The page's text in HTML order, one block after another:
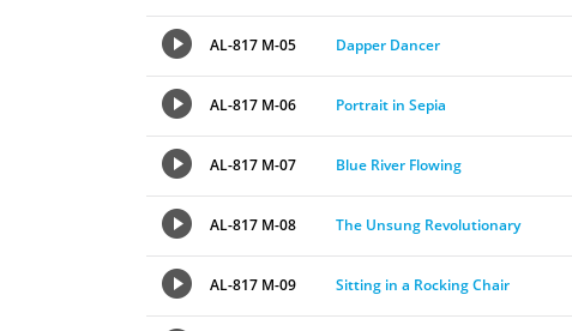
AL-817 M-05 Dapper Dancer
AL-817 M-06 Portrait in Sepia
AL-817 M-07 Blue River Flowing
AL-817 M-08 The Unsung Revolutionary
AL-817 M-09 Sitting in a Rocking Chair